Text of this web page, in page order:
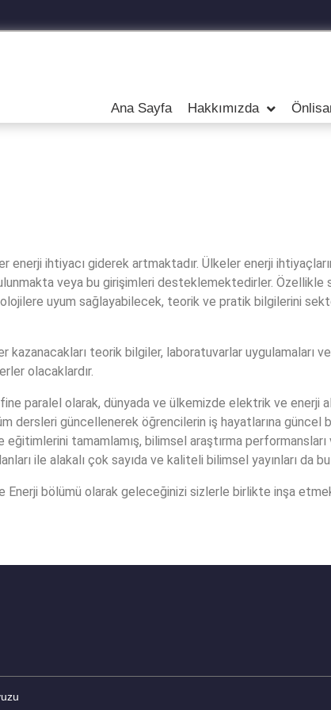
Ana Sayfa Hakkımızda
ihtiyacı giderek artmaktadır. Ülkeler enerji
veya bu girişimleri desteklemektedirler. Özellikle
uyum sağlayabilecek, teorik ve pratik bilgilerini
kazanacakları teorik bilgiler, laboratuvarlar uygulamaları
olacaklardır.
paralel olarak, dünyada ve ülkemizde elektrik ve enerji
dersleri güncellenerek öğrencilerin iş hayatlarına güncel
eğitimlerini tamamlamış, bilimsel araştırma
ile alakalı çok sayıda ve kaliteli bilimsel yayınları da
bölümü olarak geleceğinizi sizlerle birlikte inşa